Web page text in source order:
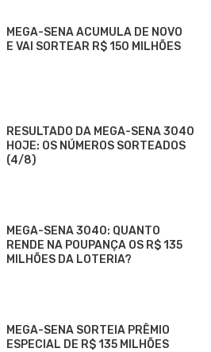
MEGA-SENA ACUMULA DE NOVO
E VAI SORTEAR R$ 150 MILHÕES
RESULTADO DA MEGA-SENA 3040
HOJE: OS NÚMEROS SORTEADOS
(4/8)
MEGA-SENA 3040: QUANTO
RENDE NA POUPANÇA OS R$ 135
MILHÕES DA LOTERIA?
MEGA-SENA SORTEIA PRÊMIO
ESPECIAL DE R$ 135 MILHÕES